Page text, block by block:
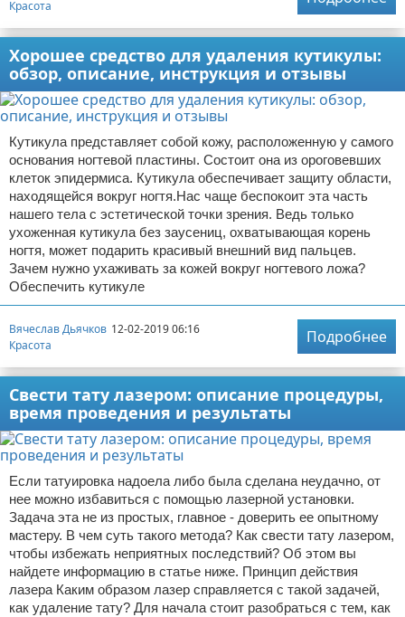
Красота
Хорошее средство для удаления кутикулы:
обзор, описание, инструкция и отзывы
Кутикула представляет собой кожу, расположенную у самого
основания ногтевой пластины. Состоит она из ороговевших
клеток эпидермиса. Кутикула обеспечивает защиту области,
находящейся вокруг ногтя.Нас чаще беспокоит эта часть
нашего тела с эстетической точки зрения. Ведь только
ухоженная кутикула без заусениц, охватывающая корень
ногтя, может подарить красивый внешний вид пальцев.
Зачем нужно ухаживать за кожей вокруг ногтевого ложа?
Обеспечить кутикуле
Вячеслав Дьячков 12-02-2019 06:16
Красота
Подробнее
Свести тату лазером: описание процедуры,
время проведения и результаты
Если татуировка надоела либо была сделана неудачно, от
нее можно избавиться с помощью лазерной установки.
Задача эта не из простых, главное - доверить ее опытному
мастеру. В чем суть такого метода? Как свести тату лазером,
чтобы избежать неприятных последствий? Об этом вы
найдете информацию в статье ниже. Принцип действия
лазера Каким образом лазер справляется с такой задачей,
как удаление тату? Для начала стоит разобраться с тем, как